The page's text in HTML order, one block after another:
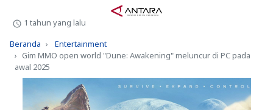
1 tahun yang lalu
Beranda
Entertainment
Gim MMO open world "Dune: Awakening" meluncur di PC pada
awal 2025